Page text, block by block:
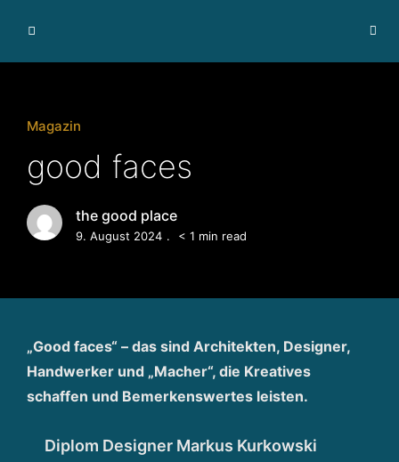
m
e
v
e
a
k
t
u
n
u
Magazin
good faces
the good place
9. August 2024 < 1 min read
„Good faces“ – das sind Architekten, Designer,
Handwerker und „Macher“, die Kreatives
schaffen und Bemerkenswertes leisten.
Diplom Designer Markus Kurkowski